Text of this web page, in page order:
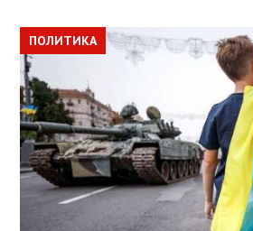
ПОЛИТИКА
ПОЛИТИКА
ОБЩЕСТВО
ПОЛИТИКА
ЭКОНОМИКА